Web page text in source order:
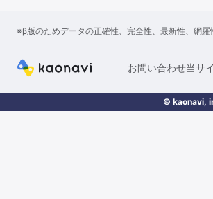
※β版のためデータの正確性、完全性、最新性、網
お問い合わせ当サ
© kaonavi,